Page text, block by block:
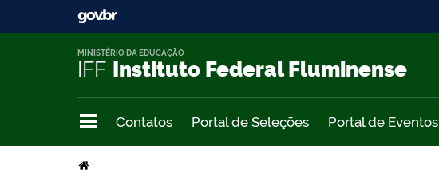
IFF Instituto Federal Fluminense
MINISTÉRIO DA EDUCAÇÃO
Contatos Portal de Seleções Portal de Eventos